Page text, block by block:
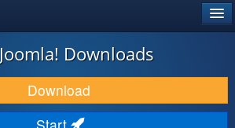
Joomla! Downloads
Download